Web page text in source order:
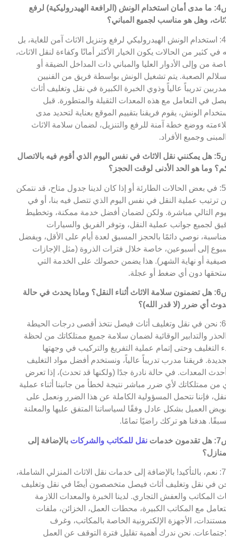
س4: ما مدى أمان استخدام الونش (الرافعة الهيدروليكية) لرفع
وهل هو مناسب لجميع المباني؟
ج4: استخدام الونش الهيدروليكي لرفع وتنزيل الاثاث آمن للغاية، بل
في كثير من الحالات يكون الخيار الأكثر أمانًا وكفاءة لنقل الاثاث،
من وإلى الأدوار العليا والمباني ذات المداخل الضيقة أو
الصعبة. يتم تشغيل الونش بواسطة فريق من الفنيين
تدريباً عالياً وذوي الخبرة الكبيرة في نقل وتغليف أثاث
في التعامل مع هذه المعدات الثقيلة والمتطورة. قبل
الونش، يقوم فريقنا بتقييم الموقع بعناية لتحديد مدى
ووضع خطة آمنة للرفع والتنزيل، لضمان سلامة الاثاث
وجميع الأفراد.
س5: هل يمكنني نقل الاثاث في نفس اليوم الذي أقوم فيه بالاتصال
وما هو الحد الأدنى لوقت الحجز؟
ج5: في بعض الحالات الطارئة أو إذا كان لدينا جدول متاح، قد نتمكن
ترتيب عملية النقل في نفس اليوم الذي تتصل فيه بنا، أو في
التالي مباشرة. ولكن لضمان أفضل خدمة ممكنة، وتخطيط
لجميع جوانب عملية النقل، وتوفر الفريق والسيارات
نوصي دائمًا بالحجز المسبق لعدة أيام على الأقل، ويفضل
إلى أسبوعين، خاصة خلال فترات الذروة (مثل الإجازات
أو نهاية الشهر). هذا يضمن حصولك على الخدمة التي
دون أي ضغط أو عجلة.
س6: هل تضمنون سلامة الاثاث أثناء النقل؟ وماذا يحدث في حالة
أي ضرر (لا قدر الله)؟
ج6: نحن في نقل وتغليف أثاث فيصل نتخذ أقصى درجات الحيطة
والتدابير الوقائية لضمان سلامة جميع ممتلكاتك من لحظة
التغليف وحتى إتمام عملية التفريغ والتركيب في وجهتها
فريقنا مدرب تدريباً عالياً، ونستخدم أفضل مواد التغليف
المعدات. في حالة نادرة جدًا (ولكنها قد تحدث)، إذا تعرض
من ممتلكاتك لأي ضرر مباشر نتيجة لخطأ من جانبنا أثناء عملية
فإننا نتحمل المسؤولية الكاملة عن هذا الضرر ونعمل على
العميل بشكل عادل وفقًا لسياساتنا المتفق عليها والمعلنة
هدفنا هو تركك راضيًا تمامًا.
خدمات نقل للمكاتب والشركات بالإضافة إلى
ج7: نعم، بالتأكيد! بالإضافة إلى خدمات نقل الاثاث المنزلي الشاملة،
في نقل وتغليف أثاث فيصل متخصصون أيضًا في نقل وتغليف
المكاتب والعفش التجاري. لدينا الخبرة والمعدات اللازمة
مع المكاتب الكبيرة، محطات العمل، الخزائن، ملفات
الأجهزة الإلكترونية الخاصة بالمكاتب، وغرف
نحن ندرك أهمية تقليل فترة التوقف عن العمل